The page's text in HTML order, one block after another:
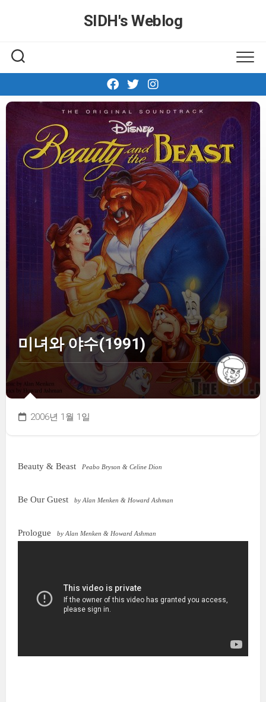
SIDH′s Weblog
미녀와 야수(1991)
2006년 1월 1일
Beauty & Beast Peabo Bryson & Celine Dion
Be Our Guest by Alan Menken & Howard Ashman
Prologue by Alan Menken & Howard Ashman